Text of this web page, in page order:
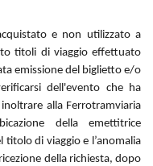
e non utilizzato a
titoli di viaggio effettuato
emissione del biglietto e/o
dell'evento che ha
alla Ferrotramviaria
della emettitrice
titolo di viaggio e l’anomalia
della richiesta, dopo